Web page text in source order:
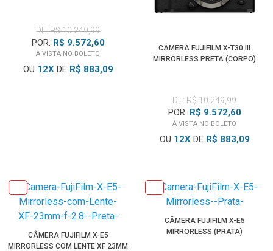
DE: R$ 10.249,99
POR: R$ 9.572,60
À VISTA NO BOLETO
OU 12XDE R$ 883,09
CÂMERA FUJIFILM X-T30 III
MIRRORLESS PRETA (CORPO)
DE: R$ 10.249,99
POR: R$ 9.572,60
À VISTA NO BOLETO
OU 12XDE R$ 883,09
CÂMERA FUJIFILM X-E5
MIRRORLESS COM LENTE XF 23MM
CÂMERA FUJIFILM X-E5
MIRRORLESS (PRATA)